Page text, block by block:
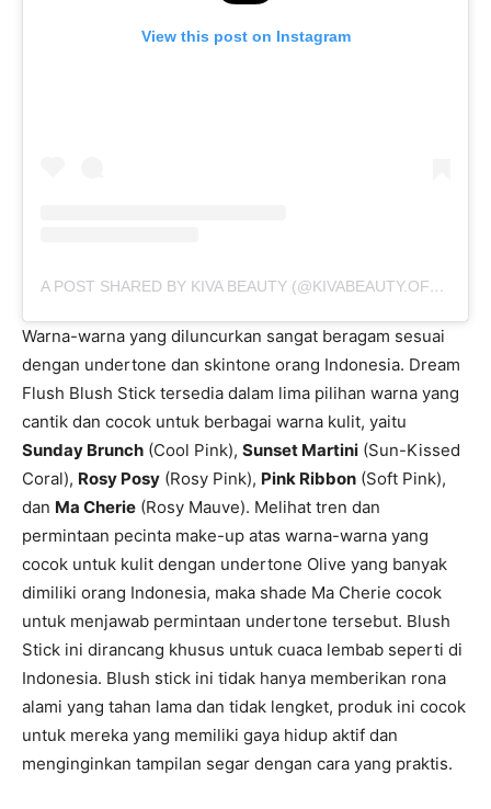
View this post on Instagram
A POST SHARED BY KIVA BEAUTY (@KIVABEAUTY.OFFICIAL)
Warna-warna yang diluncurkan sangat beragam sesuai
dengan undertone dan skintone orang Indonesia. Dream
Flush Blush Stick tersedia dalam lima pilihan warna yang
cantik dan cocok untuk berbagai warna kulit, yaitu
Sunday Brunch (Cool Pink), Sunset Martini (Sun-Kissed
Coral), Rosy Posy (Rosy Pink), Pink Ribbon (Soft Pink),
dan Ma Cherie (Rosy Mauve). Melihat tren dan
permintaan pecinta make-up atas warna-warna yang
cocok untuk kulit dengan undertone Olive yang banyak
dimiliki orang Indonesia, maka shade Ma Cherie cocok
untuk menjawab permintaan undertone tersebut. Blush
Stick ini dirancang khusus untuk cuaca lembab seperti di
Indonesia. Blush stick ini tidak hanya memberikan rona
alami yang tahan lama dan tidak lengket, produk ini cocok
untuk mereka yang memiliki gaya hidup aktif dan
menginginkan tampilan segar dengan cara yang praktis.